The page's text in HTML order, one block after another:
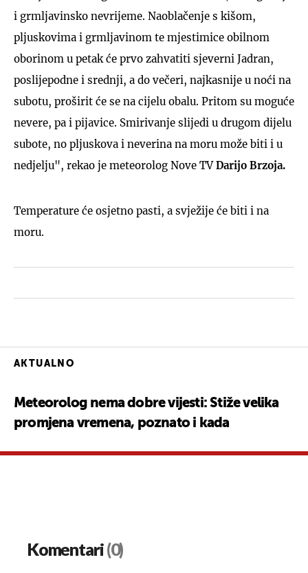
i grmljavinsko nevrijeme. Naoblačenje s kišom,
pljuskovima i grmljavinom te mjestimice obilnom
oborinom u petak će prvo zahvatiti sjeverni Jadran,
poslijepodne i srednji, a do večeri, najkasnije u noći na
subotu, proširit će se na cijelu obalu. Pritom su moguće
nevere, pa i pijavice. Smirivanje slijedi u drugom dijelu
subote, no pljuskova i neverina na moru može biti i u
nedjelju", rekao je meteorolog Nove TVDarijo Brzoja.
Temperature će osjetno pasti, a svježije će biti i na
moru.
AKTUALNO
Meteorolog nema dobre vijesti: Stiže velika
promjena vremena, poznato i kada
Komentari(0)